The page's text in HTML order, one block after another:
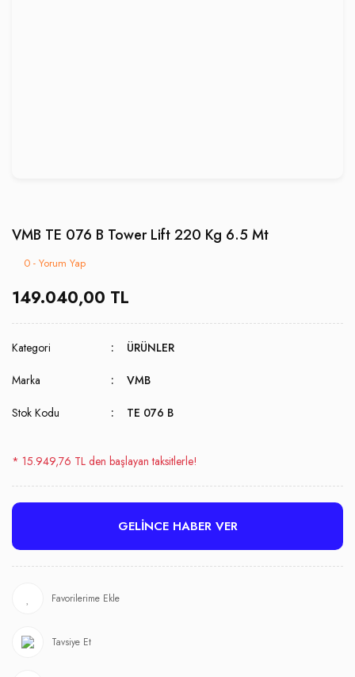
VMB TE 076 B Tower Lift 220 Kg 6.5 Mt
0 - Yorum Yap
149.040,00 TL
Kategori ÜRÜNLER
Marka VMB
Stok Kodu TE 076 B
* 15.949,76 TL den başlayan taksitlerle!
GELİNCE HABER VER
Tavsiye Et